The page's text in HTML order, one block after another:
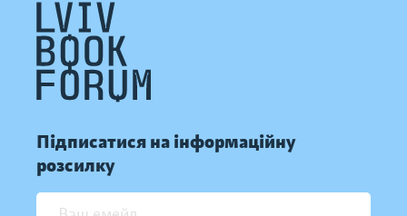
Підписатися на інформаційну
розсилку